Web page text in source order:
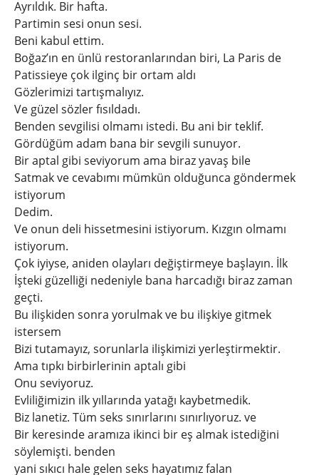
Ayrıldık. Bir hafta.
Partimin sesi onun sesi.
Beni kabul ettim.
Boğaz’ın en ünlü restoranlarından biri, La Paris de
Patissieye çok ilginç bir ortam aldı
Gözlerimizi tartışmalıyız.
Ve güzel sözler fısıldadı.
Benden sevgilisi olmamı istedi. Bu ani bir teklif.
Gördüğüm adam bana bir sevgili sunuyor.
Bir aptal gibi seviyorum ama biraz yavaş bile
Satmak ve cevabımı mümkün olduğunca göndermek
istiyorum
Dedim.
Ve onun deli hissetmesini istiyorum. Kızgın olmamı
istiyorum.
Çok iyiyse, aniden olayları değiştirmeye başlayın. İlk
İşteki güzelliği nedeniyle bana harcadığı biraz zaman
geçti.
Bu ilişkiden sonra yorulmak ve bu ilişkiye gitmek
istersem
Bizi tutamayız, sorunlarla ilişkimizi yerleştirmektir.
Ama tıpkı birbirlerinin aptalı gibi
Onu seviyoruz.
Evliliğimizin ilk yıllarında yatağı kaybetmedik.
Biz lanetiz. Tüm seks sınırlarını sınırlıyoruz. ve
Bir keresinde aramıza ikinci bir eş almak istediğini
söylemişti. benden
yani sıkıcı hale gelen seks hayatımız falan